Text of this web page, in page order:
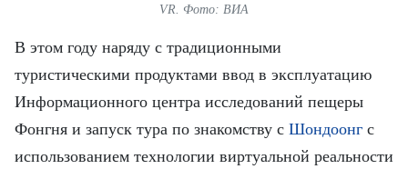
ESPAÑOL
VR. Фото: ВИА
В этом году наряду с традиционными
туристическими продуктами ввод в эксплуатацию
Информационного центра исследований пещеры
Фонгня и запуск тура по знакомству с Шондоонг с
использованием технологии виртуальной реальности